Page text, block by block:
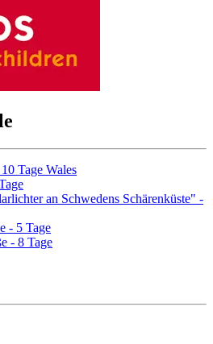
Tage Wales
an Schwedens Schärenküste" -
- 5 Tage
- 8 Tage